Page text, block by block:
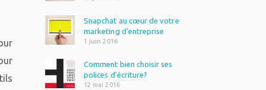
Snapchat au cœur de votre
marketing d’entreprise
1 juin 2016
Comment bien choisir ses
polices d’écriture?
12 mai 2016